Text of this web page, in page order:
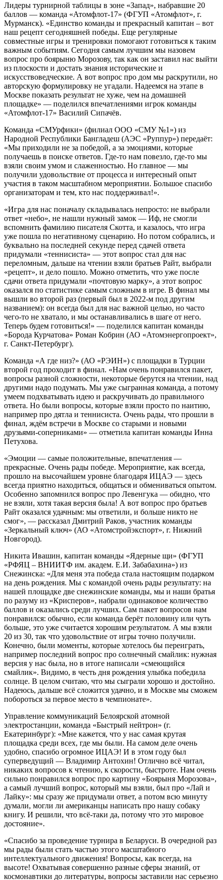
Лидеры турнирной таблицы в зоне «Запад», набравшие 20
баллов — команда «Атомфлот-17» (ФГУП «Атомфлот», г.
Мурманск). «Единство команды и прекрасный капитан – вот
наш рецепт сегодняшней победы. Еще регулярные
совместные игры и тренировки помогают готовиться к таким
важным событиям. Сегодня самым лучшим мы назовем
вопрос про боярыню Морозову, так как он заставил нас выйти
из плоскости и достать знания исторические и
искусствоведческие. А вот вопрос про дом мы раскрутили, но
авторскую формулировку не угадали. Надеемся на этапе в
Москве показать результат не хуже, чем на домашней
площадке» — поделился впечатлениями игрок команды
«Атомфлот-17» Василий Сипачёв.
Команда «СМУрфики» (филиал ООО «СМУ №1») из
Народной Республики Бангладеш (АЭС «Руппур») передаёт:
«Мы приходили не за победой, а за эмоциями, которые
получаешь в поиске ответов. Где‑то нам повезло, где‑то мы
взяли своим умом и слаженностью. Но главное — мы
получили удовольствие от процесса и интересный опыт
участия в таком масштабном мероприятии. Большое спасибо
организаторам и тем, кто нас поддерживал!».
«Игра для нас поначалу складывалась непросто: не выбрали
ответ «небо», не нашли нужный замок — Иф, не смогли
вспомнить фамилию писателя Скотта, и казалось, что игра
уже пошла по негативному сценарию. Но потом собрались, и
буквально на последней секунде перед сдачей ответа
придумали «теннисиста» — этот вопрос стал для нас
переломным, дальше на чтении взяли братьев Райт, выбрали
«рецепт», и дело пошло. Можно отметить, что уже после
сдачи ответа придумали «почтовую марку», а этот вопрос
оказался по статистике самым сложным в игре. В финал мы
вышли во второй раз (первый был в 2022-м под другим
названием): он всегда был для нас важной целью, но часто
чего-то не хватало, и мы останавливались в шаге от него.
Теперь будем готовиться!» — поделился капитан команды
«Борода Курчатова» Роман Кобрин (АО «Атомэнергопроект»,
г. Санкт-Петербург).
Команда «А где низ?» (АО «РЭИН») с площадки в Турции
второй год проходит в финал. «Нам очень понравился пакет,
вопросы разной сложности, некоторые берутся на чтении, над
другими надо подумать. Мы уже сыгранная команда, а потому
умеем подхватывать идею и раскручивать до правильного
ответа. Но были вопросы, которые взяли просто по наитию,
например про дятла и теннисиста. Очень рады, что прошли в
финал, ждём встречи в Москве со старыми и новыми
друзьями-соперниками» — отметила капитан команды Инна
Петухова.
«Эмоции — самые положительные, впечатления —
прекрасные. Очень рады победе. Мероприятие, как всегда,
прошло на высочайшем уровне благодаря ИЦАЭ — здесь
всегда приятно находиться, общаться и обмениваться опытом.
Особенно запомнился вопрос про Левенгука — обидно, что
не взяли, хотя такая версия была! А вот вопрос про братьев
Райт оказался удачным: мы ответили, и больше никто не
смог», — рассказал Дмитрий Раков, участник команды
«Зеркальный ключ» (АО «Атомстройэкспорт», г. Нижний
Новгород).
Никита Ивашин, капитан команды «Ядерные щи» (ФГУП
«РФЯЦ – ВНИИТФ им. академ. Е.И. Забабахина») из
Снежинска: «Для меня эта победа стала настоящим подарком
на день рождения. Мы с командой очень рады результату: на
нашей площадке две снежинские команды, мы и наши братья
по разуму из «Крисперов», набрали одинаковое количество
баллов и оказались среди лучших. Сам пакет вопросов нам
понравился: обычно, если команда берёт половину или чуть
больше, это уже считается хорошим результатом. А мы взяли
20 из 30, так что удовольствие от игры точно получили.
Конечно, были моменты, которые хотелось бы переиграть,
например последний вопрос про солнечный смайлик: нужная
версия у нас была, но в итоге написали «смеющийся
смайлик». Видимо, в честь дня рождения улыбка победила
солнце. В целом считаю, что мы сыграли хорошо и достойно.
Надеюсь, дальше всё сложится удачно, и в Москве мы сможем
побороться за первое место в чемпионате».
Управление коммуникаций Белоярской атомной
электростанции, команда «Быстрый нейтрон» (г.
Екатеринбург): «Мне кажется, что у нас самая крутая
площадка среди всех, где мы были. На самом деле очень
удобно, спасибо огромное ИЦАЭ! И в этом году был
суперведущий — Владимир Антохин! Отлично всё читал,
никаких вопросов к чтению, к скорости, быстроте. Нам очень
сильно понравился вопрос про картину «Боярыня Морозова»,
а самый лучший вопрос, который мы взяли, был про «Лай и
Лайку»: мы сразу же придумали ответ, а потом всю минуту
думали, могли ли американцы написать про нашу собаку
книгу. И решили, что всё-таки да, потому что это мировое
достояние».
«Спасибо за проведение турнира в Беларуси. В очередной раз
мы рады были стать частью этого масштабного
интеллектуального движения! Вопросы, как всегда, на
высоте! Охватывая совершенно разные сферы знаний, от
космонавтики до литературы, вопросы заставили нас серьезно